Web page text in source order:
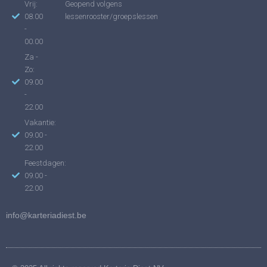
Vrij:
08.00
-
00.00
Za -
Zo:
09.00
-
22.00
Vakantie:
09.00 -
22.00
Feestdagen:
09.00 -
22.00
Geopend volgens
lessenrooster/groepslessen
info@karteriadiest.be